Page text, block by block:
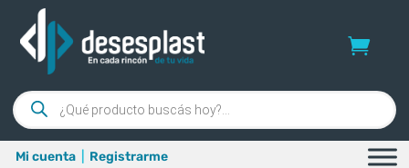
Búsqueda
de
productos
Mi cuenta Registrarme